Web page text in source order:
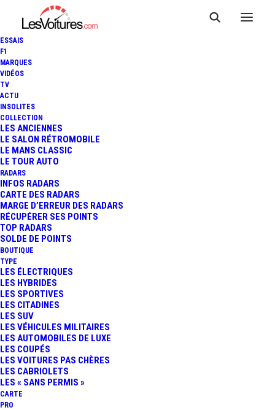
ESSAIS
F1
MARQUES
VIDÉOS
TV
ACTU
INSOLITES
COLLECTION
LES ANCIENNES
LE SALON RÉTROMOBILE
LE MANS CLASSIC
LE TOUR AUTO
RADARS
INFOS RADARS
CARTE DES RADARS
MARGE D’ERREUR DES RADARS
RÉCUPÉRER SES POINTS
TOP RADARS
SOLDE DE POINTS
BOUTIQUE
TYPE
LES ÉLECTRIQUES
LES HYBRIDES
LES SPORTIVES
LES CITADINES
LES SUV
LES VÉHICULES MILITAIRES
LES AUTOMOBILES DE LUXE
LES COUPÉS
LES VOITURES PAS CHÈRES
LES CABRIOLETS
LES « SANS PERMIS »
CARTE
PRO
BILAN DES ESSAIS DE PRÉ-
SAISON DE BAHREÏN
4 Minutes